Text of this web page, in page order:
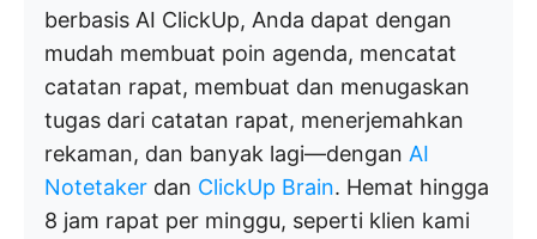
berbasis AI ClickUp, Anda dapat dengan
mudah membuat poin agenda, mencatat
catatan rapat, membuat dan menugaskan
tugas dari catatan rapat, menerjemahkan
rekaman, dan banyak lagi—dengan AI
Notetaker dan ClickUp Brain. Hemat hingga
8 jam rapat per minggu, seperti klien kami